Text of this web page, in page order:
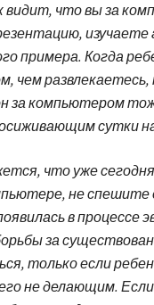
видит, что вы за
изучаете
примера. Когда
чем развлекаетесь,
за компьютером
сутки
что уже
не спешите
в процессе
за
только если
не делающим.